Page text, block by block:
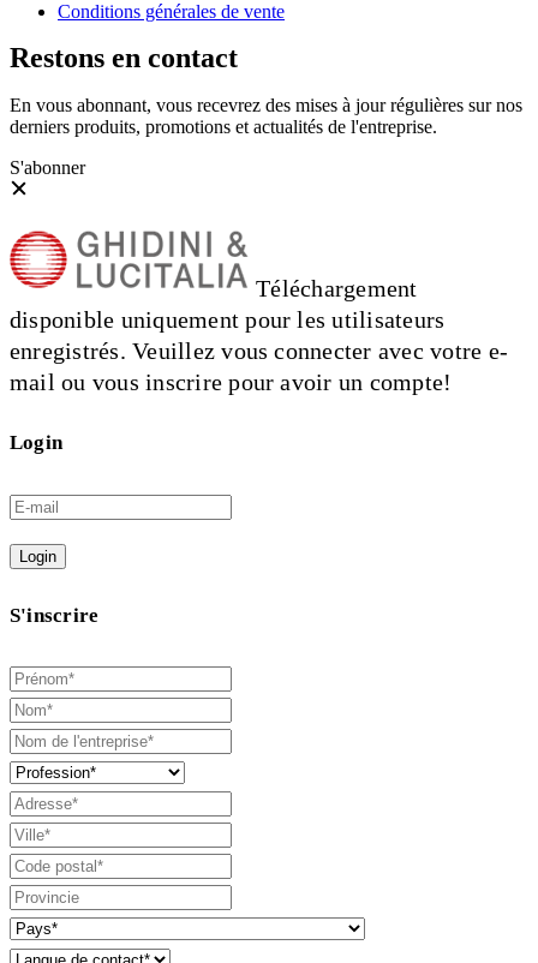
Conditions générales de vente
Restons en contact
En vous abonnant, vous recevrez des mises à jour régulières sur nos
derniers produits, promotions et actualités de l'entreprise.
S'abonner
Téléchargement
disponible uniquement pour les utilisateurs
enregistrés. Veuillez vous connecter avec votre e-
mail ou vous inscrire pour avoir un compte!
Login
Login
S'inscrire